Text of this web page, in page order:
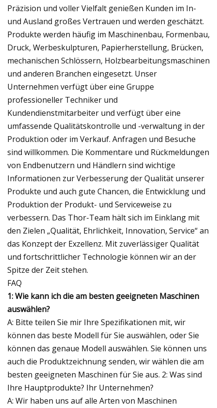
Präzision und voller Vielfalt genießen Kunden im In-
und Ausland großes Vertrauen und werden geschätzt.
Produkte werden häufig im Maschinenbau, Formenbau,
Druck, Werbeskulpturen, Papierherstellung, Brücken,
mechanischen Schlössern, Holzbearbeitungsmaschinen
und anderen Branchen eingesetzt. Unser
Unternehmen verfügt über eine Gruppe
professioneller Techniker und
Kundendienstmitarbeiter und verfügt über eine
umfassende Qualitätskontrolle und -verwaltung in der
Produktion oder im Verkauf. Anfragen und Besuche
sind willkommen. Die Kommentare und Rückmeldungen
von Endbenutzern und Händlern sind wichtige
Informationen zur Verbesserung der Qualität unserer
Produkte und auch gute Chancen, die Entwicklung und
Produktion der Produkt- und Serviceweise zu
verbessern. Das Thor-Team hält sich im Einklang mit
den Zielen „Qualität, Ehrlichkeit, Innovation, Service“ an
das Konzept der Exzellenz. Mit zuverlässiger Qualität
und fortschrittlicher Technologie können wir an der
Spitze der Zeit stehen.
FAQ
1: Wie kann ich die am besten geeigneten Maschinen
auswählen?
A: Bitte teilen Sie mir Ihre Spezifikationen mit, wir
können das beste Modell für Sie auswählen, oder Sie
können das genaue Modell auswählen. Sie können uns
auch die Produktzeichnung senden, wir wählen die am
besten geeigneten Maschinen für Sie aus. 2: Was sind
Ihre Hauptprodukte? Ihr Unternehmen?
A: Wir haben uns auf alle Arten von Maschinen